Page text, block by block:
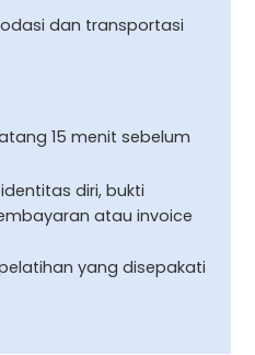
dan transportasi
15 menit sebelum
diri, bukti
atau invoice
yang disepakati